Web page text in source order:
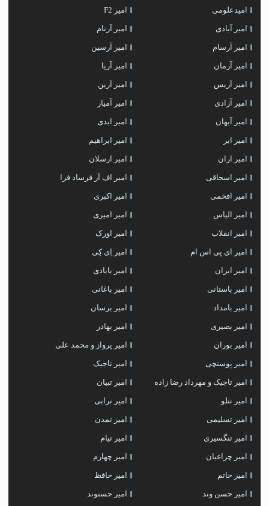
امیدعلومی امیر F2
امیر آبادی امیر آرتام
امیر آرسام امیر آرسین
امیر آرمان امیر آریا
امیر آریس امیر آرین
امیر آزادی امیر آمیار
امیر آیهان امیر ابدی
امیر ابر امیر ابراهیم
امیر اران امیر ارسلان
امیر اسحاقی امیر اف آر فرساد فرا
امیر افخمی امیر اکبری
امیر الیاس امیر امیری
امیر انقلاب امیر اورک
امیر ای پی اس ام امیر اِی کِی
امیر ایران امیر بابادی
امیر باستانی امیر باغانی
امیر بامداد امیر برسان
امیر بصیری امیر بهادر
امیر بوران امیر پرواز و محمد علی
امیر پوستچی امیر تاجیک
امیر تاجیک و مهرداد رضا زاده امیر تبیان
امیر تتلو امیر ترابی
امیر تسلیمی امیر تمدن
امیر تنگسیری امیر تیام
امیر چراغیان امیر چهارم
امیر حاتم امیر حافظ
امیر حسن وند امیر حسنوند